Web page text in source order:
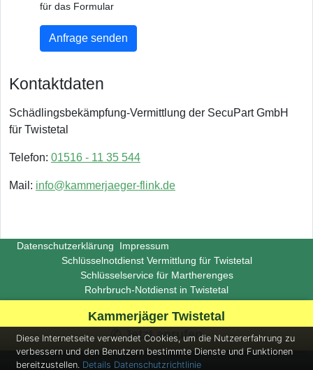
Kammerjäger Twistetal
✆ Jetzt anrufen
für das Formular
Anfrage senden
Kontaktdaten
Schädlingsbekämpfung-Vermittlung der SecuPart GmbH
für Twistetal
Telefon: 01516 - 11 35 544
Mail: info@kammerjaeger-flink.de
Datenschutzerklärung
Impressum
Schlüsselnotdienst Vermittlung für Twistetal
Schlüsselservice für Martherenges
Rohrbruch-Notdienst in Twistetal
(Last update 2026-06-29)
Diese Internetseite verwendet Cookies, um die Nutzererfahrung zu
verbessern und den Benutzern bestimmte Dienste und Funktionen
bereitzustellen. Details Datenschutzrichtlinie